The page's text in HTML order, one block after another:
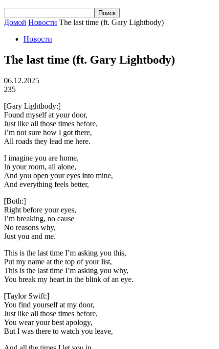
Домой Новости The last time (ft. Gary Lightbody)
Новости
The last time (ft. Gary Lightbody)
06.12.2025
235
[Gary Lightbody:]
Found myself at your door,
Just like all those times before,
I’m not sure how I got there,
All roads they lead me here.
I imagine you are home,
In your room, all alone,
And you open your eyes into mine,
And everything feels better,
[Both:]
Right before your eyes,
I’m breaking, no cause
No reasons why,
Just you and me.
This is the last time I’m asking you this,
Put my name at the top of your list,
This is the last time I’m asking you why,
You break my heart in the blink of an eye.
[Taylor Swift:]
You find yourself at my door,
Just like all those times before,
You wear your best apology,
But I was there to watch you leave,